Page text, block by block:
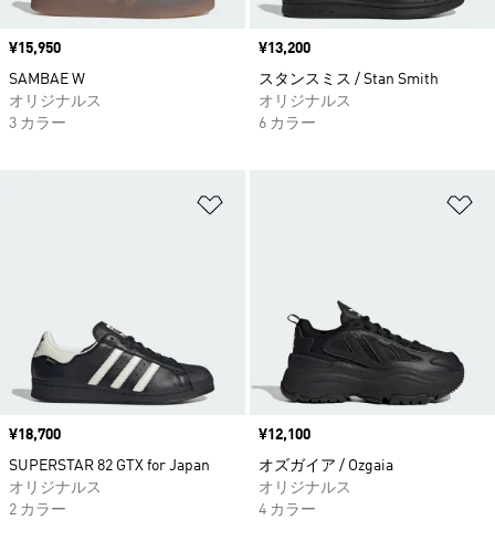
価格
¥15,950
SAMBAE W
オリジナルス
3 カラー
価格
¥13,200
スタンスミス / Stan Smith
オリジナルス
6 カラー
価格
¥18,700
SUPERSTAR 82 GTX for Japan
オリジナルス
2 カラー
価格
¥12,100
オズガイア / Ozgaia
オリジナルス
4 カラー